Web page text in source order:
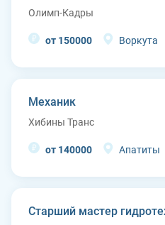
Олимп-Кадры
от 150000 Воркута
Механик
Хибины Транс
от 140000 Апатиты